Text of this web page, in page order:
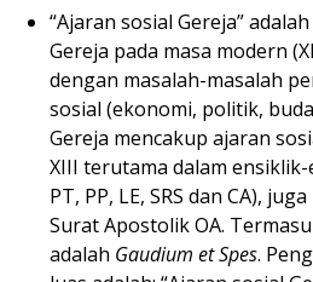
“Ajaran sosial Gereja”
Gereja pada masa modern
dengan masalah-masalah
sosial (ekonomi, politik,
Gereja mencakup ajaran
XIII terutama dalam ensiklik-
PT, PP, LE, SRS dan CA),
Surat Apostolik OA.
adalah Gaudium et Spes.